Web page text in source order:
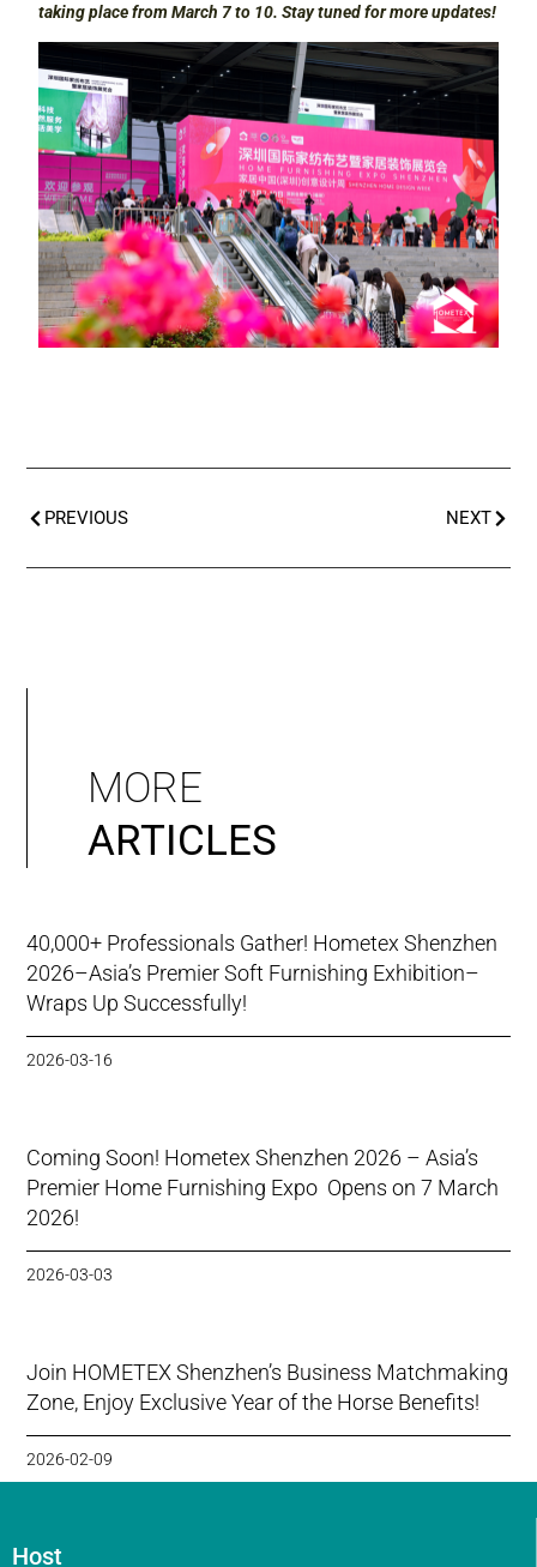
taking place from March 7 to 10. Stay tuned for more updates!
PREVIOUS NEXT
MORE
ARTICLES
40,000+ Professionals Gather! Hometex Shenzhen
2026–Asia’s Premier Soft Furnishing Exhibition–
Wraps Up Successfully!
2026-03-16
Coming Soon! Hometex Shenzhen 2026 – Asia’s
Premier Home Furnishing Expo Opens on 7 March
2026!
2026-03-03
Join HOMETEX Shenzhen’s Business Matchmaking
Zone, Enjoy Exclusive Year of the Horse Benefits!
2026-02-09
Host